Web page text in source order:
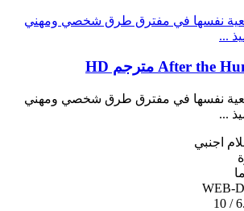
نفسها في مفترق طرق شخصي ومهني
...
نفسها في مفترق طرق شخصي ومهني
...
اجنبي
WEB-
6.1